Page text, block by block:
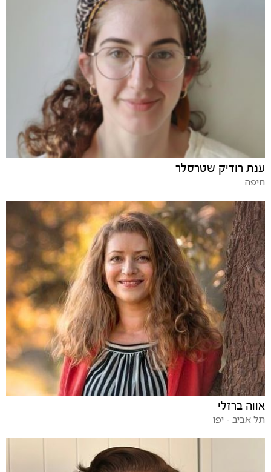
ענת רודיק שטרסלר
חיפה
אווה ברזלי
תל אביב - יפו